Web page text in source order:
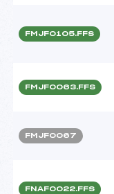
FMJF0105.FFS
FMJF0063.FFS
FMJF0067
FNAF0022.FFS